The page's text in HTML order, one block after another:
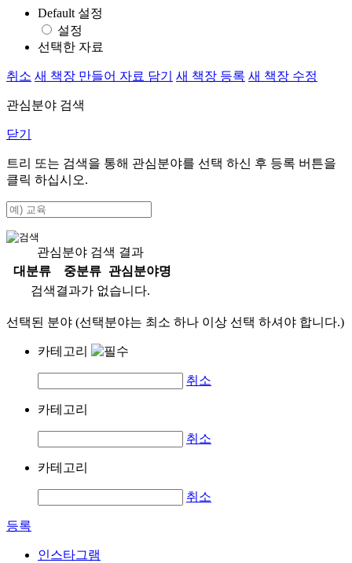
Default 설정
설정
선택한 자료
취소 새 책장 만들어 자료 담기 새 책장 등록 새 책장 수정
관심분야 검색
닫기
트리 또는 검색을 통해 관심분야를 선택 하신 후 등록 버튼을
클릭 하십시오.
관심분야 검색 결과
대분류
중분류
관심분야명
검색결과가 없습니다.
선택된 분야 (선택분야는 최소 하나 이상 선택 하셔야 합니다.)
카테고리
취소
카테고리
취소
카테고리
취소
등록
인스타그램